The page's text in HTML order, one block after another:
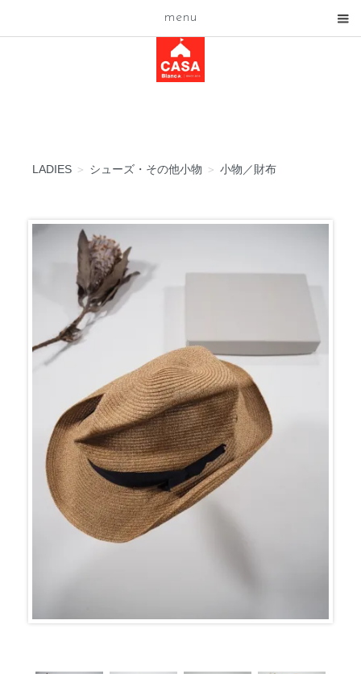
menu
LADIES ＞ シューズ・その他小物 ＞ 小物／財布